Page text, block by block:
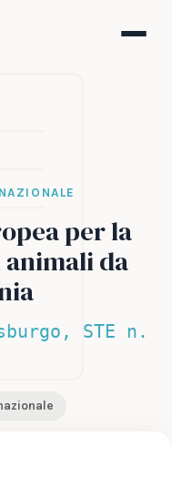
per la
da
STE n.